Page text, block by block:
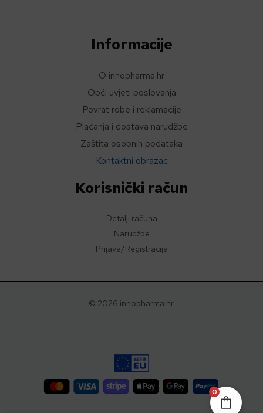
Informacije
O innopharma.hr
Opći uvjeti poslovanja
Povrat robe i reklamacije
Plaćanja i dostava narudžbe
Zaštita osobnih podataka
Kontaktni obrazac
Korisnički račun
Detalji računa
Narudžbe
Prijava/Registracija
© 2026 innopharma.hr.
0